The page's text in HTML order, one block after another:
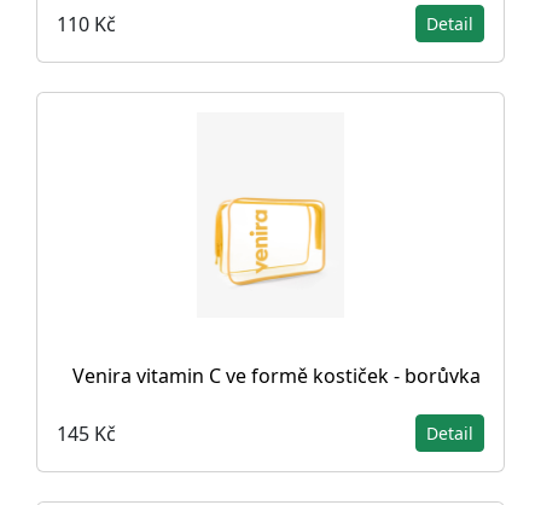
110 Kč Detail
Venira vitamin C ve formě kostiček - borůvka
145 Kč Detail